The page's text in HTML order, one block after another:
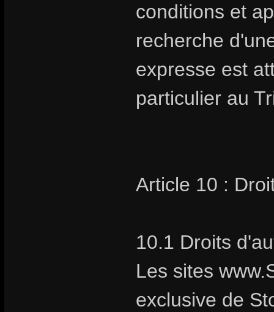
conditions et
recherche
expresse est
particulier au
Article 10 :
10.1 Droits
Les sites
exclusive de